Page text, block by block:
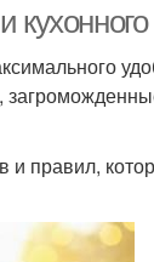
и правил,